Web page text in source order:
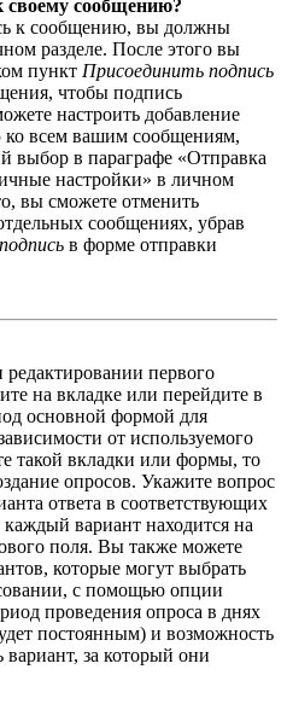
своему сообщению?
к сообщению, вы должны
разделе. После этого вы
пункт Присоединить подпись
чтобы подпись
настроить добавление
всем вашим сообщениям,
выбор в параграфе «Отправка
настройки» в личном
вы сможете отменить
сообщениях, убрав
в форме отправки
первого
на вкладке или перейдите в
основной формой для
от используемого
такой вкладки или формы, то
опросов. Укажите вопрос
ответа в соответствующих
вариант находится на
поля. Вы также можете
которые могут выбрать
с помощью опции
проведения опроса в днях
постоянным) и возможность
вариант, за который они